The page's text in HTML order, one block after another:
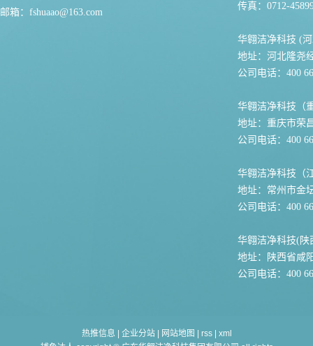
邮箱： fshuaao@163.com
传真：0712-
华翱洁净科技 (
地址：河北隆尧
公司电话：400
华翱洁净科技（
地址：重庆市荣
公司电话：400
华翱洁净科技（
地址：常州市金
公司电话：400
华翱洁净科技(陕
地址：陕西省咸
公司电话：400
热推信息 企业分站| 网站地图 rss| xml